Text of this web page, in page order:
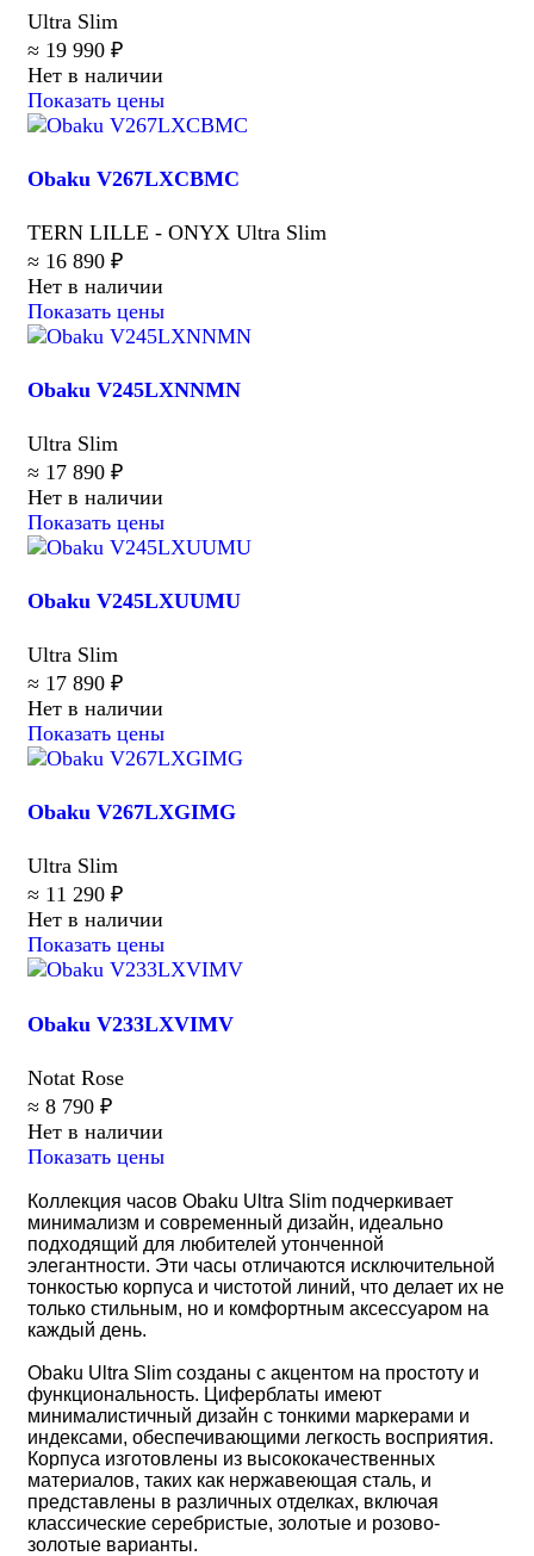
Ultra Slim
≈ 19 990 ₽
Нет в наличии
Показать цены
Obaku V267LXCBMC
TERN LILLE - ONYX Ultra Slim
≈ 16 890 ₽
Нет в наличии
Показать цены
Obaku V245LXNNMN
Ultra Slim
≈ 17 890 ₽
Нет в наличии
Показать цены
Obaku V245LXUUMU
Ultra Slim
≈ 17 890 ₽
Нет в наличии
Показать цены
Obaku V267LXGIMG
Ultra Slim
≈ 11 290 ₽
Нет в наличии
Показать цены
Obaku V233LXVIMV
Notat Rose
≈ 8 790 ₽
Нет в наличии
Показать цены
Коллекция часов Obaku Ultra Slim подчеркивает
минимализм и современный дизайн, идеально
подходящий для любителей утонченной
элегантности. Эти часы отличаются исключительной
тонкостью корпуса и чистотой линий, что делает их не
только стильным, но и комфортным аксессуаром на
каждый день.
Obaku Ultra Slim созданы с акцентом на простоту и
функциональность. Циферблаты имеют
минималистичный дизайн с тонкими маркерами и
индексами, обеспечивающими легкость восприятия.
Корпуса изготовлены из высококачественных
материалов, таких как нержавеющая сталь, и
представлены в различных отделках, включая
классические серебристые, золотые и розово-
золотые варианты.